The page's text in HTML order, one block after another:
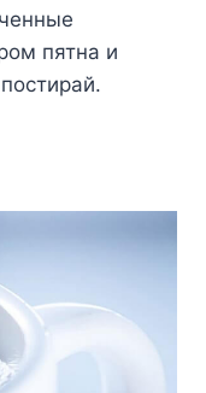
пятна и